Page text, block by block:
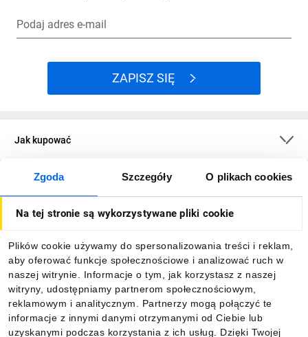
Zgoda Szczegóły O plikach cookies
Na tej stronie są wykorzystywane pliki cookie
Plików cookie używamy do spersonalizowania treści i reklam,
aby oferować funkcje społecznościowe i analizować ruch w
naszej witrynie. Informacje o tym, jak korzystasz z naszej
witryny, udostępniamy partnerom społecznościowym,
reklamowym i analitycznym. Partnerzy mogą połączyć te
informacje z innymi danymi otrzymanymi od Ciebie lub
uzyskanymi podczas korzystania z ich usług. Dzięki Twojej
Podaj adres e-mail
ZAPISZ SIĘ
Jak kupować
O firmie
Informacje
Pobierz naszą aplikację mobilną: